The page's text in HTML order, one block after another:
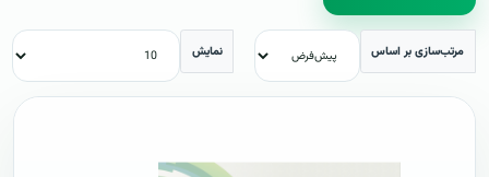
مرتب‌سازی بر اساس نمایش